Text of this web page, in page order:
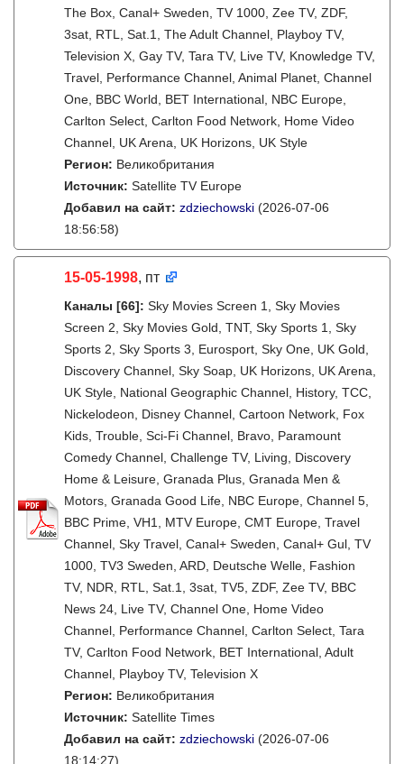
The Box, Canal+ Sweden, TV 1000, Zee TV, ZDF,
3sat, RTL, Sat.1, The Adult Channel, Playboy TV,
Television X, Gay TV, Tara TV, Live TV, Knowledge TV,
Travel, Performance Channel, Animal Planet, Channel
One, BBC World, BET International, NBC Europe,
Carlton Select, Carlton Food Network, Home Video
Channel, UK Arena, UK Horizons, UK Style
Регион: Великобритания
Источник: Satellite TV Europe
Добавил на сайт: zdziechowski (2026-07-06
18:56:58)
15-05-1998, пт
Каналы [66]: Sky Movies Screen 1, Sky Movies
Screen 2, Sky Movies Gold, TNT, Sky Sports 1, Sky
Sports 2, Sky Sports 3, Eurosport, Sky One, UK Gold,
Discovery Channel, Sky Soap, UK Horizons, UK Arena,
UK Style, National Geographic Channel, History, TCC,
Nickelodeon, Disney Channel, Cartoon Network, Fox
Kids, Trouble, Sci-Fi Channel, Bravo, Paramount
Comedy Channel, Challenge TV, Living, Discovery
Home & Leisure, Granada Plus, Granada Men &
Motors, Granada Good Life, NBC Europe, Channel 5,
BBC Prime, VH1, MTV Europe, CMT Europe, Travel
Channel, Sky Travel, Canal+ Sweden, Canal+ Gul, TV
1000, TV3 Sweden, ARD, Deutsche Welle, Fashion
TV, NDR, RTL, Sat.1, 3sat, TV5, ZDF, Zee TV, BBC
News 24, Live TV, Channel One, Home Video
Channel, Performance Channel, Carlton Select, Tara
TV, Carlton Food Network, BET International, Adult
Channel, Playboy TV, Television X
Регион: Великобритания
Источник: Satellite Times
Добавил на сайт: zdziechowski (2026-07-06
18:14:27)